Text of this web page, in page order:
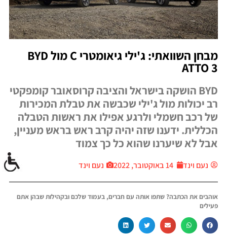
מבחן השוואתי: ג'ילי גיאומטרי C מול BYD
ATTO 3
BYD הושקה בישראל והציבה קרוסאובר קומפקטי
רב יכולות מול ג'ילי שכבשה את טבלת המכירות
של רכב חשמלי ולרגע אפילו את ראשות הטבלה
הכללית. ידענו שזה יהיה קרב ראש בראש מעניין,
אבל לא שיערנו שהוא כל כך צמוד
נעם וינד 14 באוקטובר, 2022 נעם וינד
אוהבים את הכתבה? שתפו אותה עם חברים, בעמוד שלכם ובקהילות שבהן אתם
פעילים